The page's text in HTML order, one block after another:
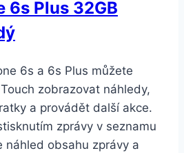
6s Plus 32GB
6s a 6s Plus můžete
zobrazovat náhledy,
a provádět další akce.
zprávy v seznamu
náhled obsahu zprávy a